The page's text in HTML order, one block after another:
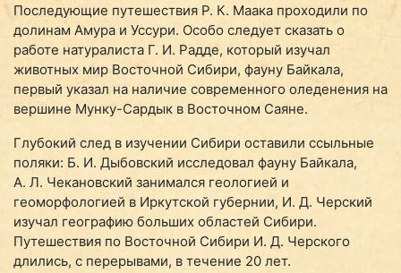
Последующие путешествия Р. К. Маака проходили по
долинам Амура и Уссури. Особо следует сказать о
работе натуралиста Г. И. Радде, который изучал
животных мир Восточной Сибири, фауну Байкала,
первый указал на наличие современного оледенения на
вершине Мунку-Сардык в Восточном Саяне.
Глубокий след в изучении Сибири оставили ссыльные
поляки: Б. И. Дыбовский исследовал фауну Байкала,
А. Л. Чекановский занимался геологией и
геоморфологией в Иркутской губернии, И. Д. Черский
изучал географию больших областей Сибири.
Путешествия по Восточной Сибири И. Д. Черского
длились, с перерывами, в течение 20 лет.